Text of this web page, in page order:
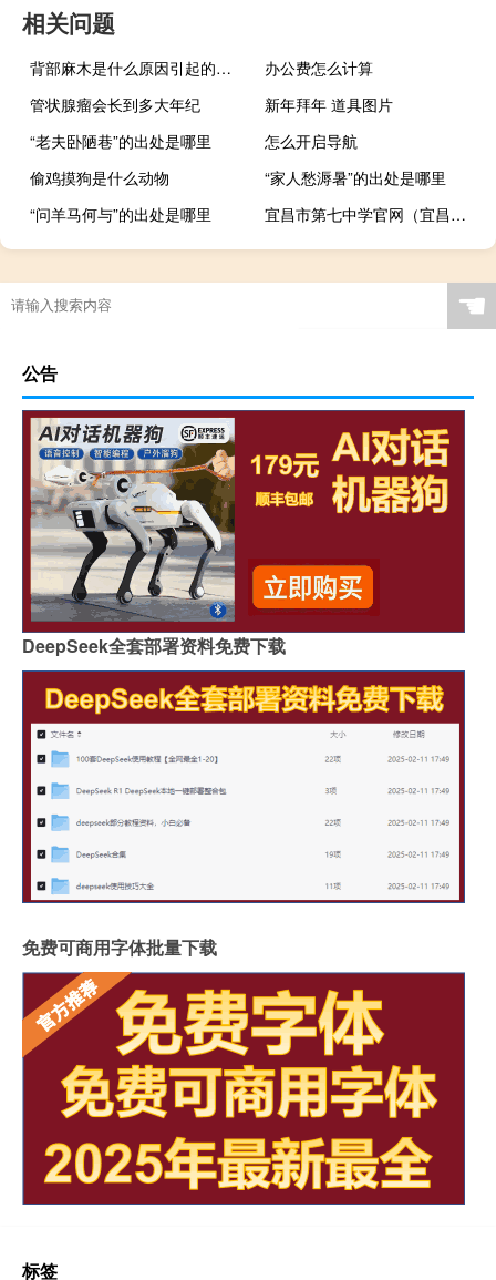
相关问题
背部麻木是什么原因引起的（女性背部疼痛是什么原因引起的）
办公费怎么计算
管状腺瘤会长到多大年纪
新年拜年 道具图片
“老夫卧陋巷”的出处是哪里
怎么开启导航
偷鸡摸狗是什么动物
“家人愁溽暑”的出处是哪里
“问羊马何与”的出处是哪里
宜昌市第七中学官网（宜昌市七中官网）
☚
公告
DeepSeek全套部署资料免费下载
免费可商用字体批量下载
标签